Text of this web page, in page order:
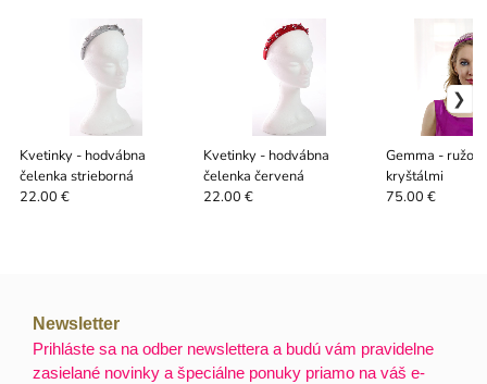
Kvetinky - hodvábna
čelenka strieborná
22.00 €
Kvetinky - hodvábna
čelenka červená
22.00 €
Gemma -
kryštálmi
75.00 €
Newsletter
Prihláste sa na odber newslettera a budú vám pravidelne
zasielané novinky a špeciálne ponuky priamo na váš e-